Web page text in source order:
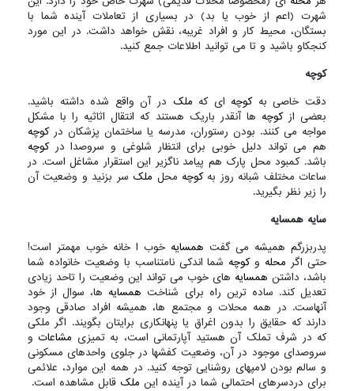
شهرت (اعم از خوب یا بد) در بسیاری از تعاملات آینده شما با
بستگان، محیط کار و افراد غریبه، نقش خواهد داشت. در این مورد
کنجکاو باشید و تا می توانید اطلاعات جمع کنید.
کوچه
دقت خاصی بهکوچه ای که ملک در آن واقع شده داشته باشید.
بعضی ازکوچه ها آنقدر باریک هستند که انتقال اثاثیه را با مشکل
مواجه می کنند. بودن رستوران، مدرسه یا ساختمان پزشکان درکوچه
هم می تواند دلیل خوبی برای انتظار شلوغی و سروصدا درکوچه
باشد. کمبود محل پارک هم پیامد ناگزیر این استقرار مشاغل است. در
ساعات مختلف شبانه روز بهکوچه محل ملک سر بزنید و وضعیت آن
را زیر نظر بگیرید.
سایه همسایه
پدربزرگم همیشه می گفت همسایه خوب ا خانه خوب مهمتر است!
حتی اگر محله وکوچه شما اندکی نامتناسب با وضعیت خانواده شما
باشد، داشتن همسایه های خوب می تواند این وضعیت را تاحد زیادی
تعدیل کند. ساده ترین راه برای شناخت همسایه ها، سوال از خود
آنهاست. در همه محلات و مجتمع ها، همیشه افراد صادقی وجود
دارند که حقایق را بدون اغراق یا پنهانکاری برایتان بگویند. اگر ملکی
که در شرف تملک آن هستید آپارتمانی است، به تمیزی مشاعات و
سروصدای موجود در آن، وضعیت کفشها در جلوی واحدهای مسکونی
و سالم بودن لامپهای روشنایی توجه کنید. در همه این موارد، علائمی
برای دردسرهای احتمالی شما در آینده این ملک قابل مشاهده است.